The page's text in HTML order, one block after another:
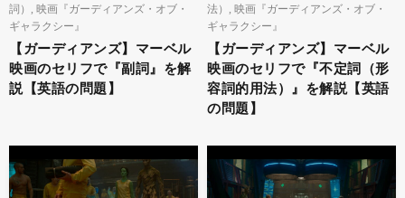
詞）
映画『ガーディアンズ・オブ・
ギャラクシー』
【ガーディアンズ】マーベル
映画のセリフで『副詞』を解
説【英語の問題】
法）
映画『ガーディアンズ・オブ・
ギャラクシー』
【ガーディアンズ】マーベル
映画のセリフで『不定詞（形
容詞的用法）』を解説【英語
の問題】